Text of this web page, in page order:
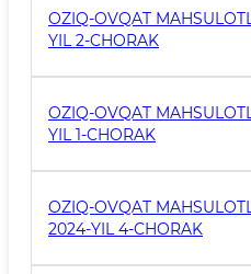
OZIQ-OVQAT
YIL 2-CHORAK
OZIQ-OVQAT
YIL 1-CHORAK
OZIQ-OVQAT
2024-YIL 4-CHORAK